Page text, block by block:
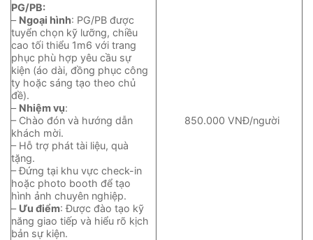
PG/PB:
– Ngoại hình: PG/PB được
tuyển chọn kỹ lưỡng, chiều
cao tối thiểu 1m6 với trang
phục phù hợp yêu cầu sự
kiện (áo dài, đồng phục công
ty hoặc sáng tạo theo chủ
đề).
– Nhiệm vụ:
– Chào đón và hướng dẫn
khách mời.
– Hỗ trợ phát tài liệu, quà
tặng.
– Đứng tại khu vực check-in
hoặc photo booth để tạo
hình ảnh chuyên nghiệp.
– Ưu điểm: Được đào tạo kỹ
năng giao tiếp và hiểu rõ kịch
bản sự kiện.
850.000 VNĐ/người